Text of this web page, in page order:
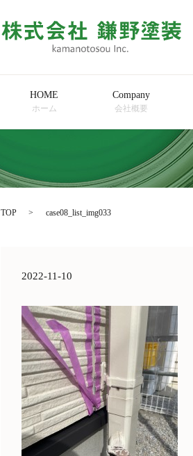
HOME
ホーム
Company
会社概要
TOP case08_list_img033
2022-11-10